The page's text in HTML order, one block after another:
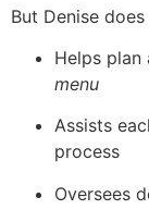
But Denise
Helps plan
menu
Assists
process
Oversees